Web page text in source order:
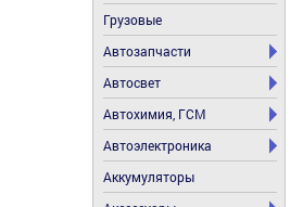
Грузовые
Автозапчасти
Автосвет
Автохимия, ГСМ
Автоэлектроника
Аккумуляторы